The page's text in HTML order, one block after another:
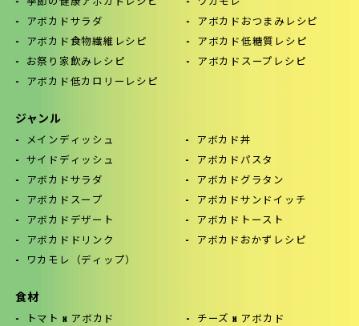
季節の健康アボカドレシピ ワカモレ
アボカドサラダ アボカドおつまみレシピ
アボカド食物繊維レシピ アボカド低糖質レシピ
お祭り家飲みレシピ アボカドスープレシピ
アボカド低カロリーレシピ
ジャンル
メインディッシュ
サイドディッシュ
アボカドサラダ
アボカドスープ
アボカドデザート
アボカドドリンク
ワカモレ（ディップ）
アボカド丼
アボカドパスタ
アボカドグラタン
アボカドサンドイッチ
アボカドトースト
アボカドおかずレシピ
食材
トマト x アボカド チーズ x アボカド